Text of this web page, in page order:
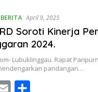
ai
l
ar
e
BERITA April 9, 2025
Soroti Kinerja
2024.
Lubuklinggau. Rapat
pandangan…